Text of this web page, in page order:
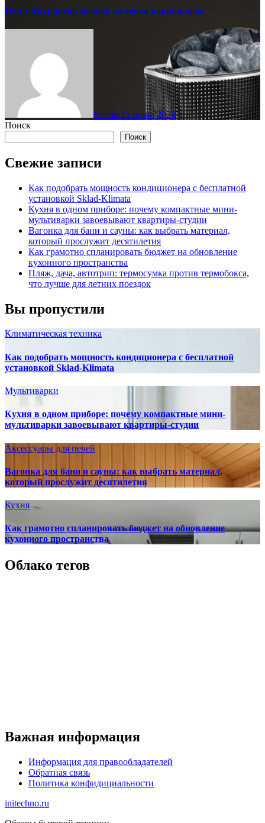
Ооо электропечь москва каменка карина-люкс
techno 15 июня 2024
Поиск
Поиск
Свежие записи
Как подобрать мощность кондиционера с бесплатной
установкой Sklad-Klimata
Кухня в одном приборе: почему компактные мини-
мультиварки завоевывают квартиры-студии
Вагонка для бани и сауны: как выбрать материал,
который прослужит десятилетия
Как грамотно спланировать бюджет на обновление
кухонного пространства
Пляж, дача, автотрип: термосумка против термобокса,
что лучше для летних поездок
Вы пропустили
Климатическая техника
Как подобрать мощность кондиционера с бесплатной
установкой Sklad-Klimata
Мультиварки
Кухня в одном приборе: почему компактные мини-
мультиварки завоевывают квартиры-студии
Аксессуары для печей
Вагонка для бани и сауны: как выбрать материал,
который прослужит десятилетия
Кухня
Как грамотно спланировать бюджет на обновление
кухонного пространства
Облако тегов
Важная информация
Информация для правообладателей
Обратная связь
Политика конфидициальности
initechno.ru